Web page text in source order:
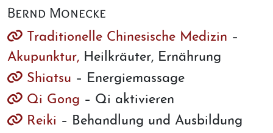
Bernd Monecke
Traditionelle Chinesische Medizin –
Akupunktur, Heilkräuter, Ernährung
Shiatsu – Energiemassage
Qi Gong – Qi aktivieren
Reiki – Behandlung und Ausbildung